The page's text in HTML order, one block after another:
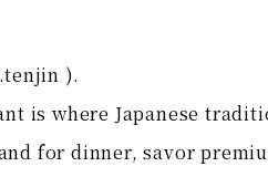
).
is where Japanese
for dinner, savor